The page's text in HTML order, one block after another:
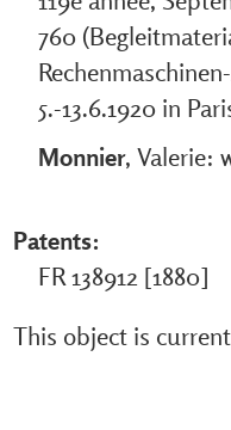
760
5.-13.6.1920 in
Monnier, Valerie:
Patents:
FR 138912 [1880]
This object is